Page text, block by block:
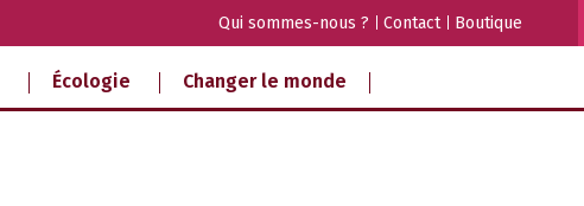
Qui sommes-nous ? Contact Boutique
Écologie Changer le monde